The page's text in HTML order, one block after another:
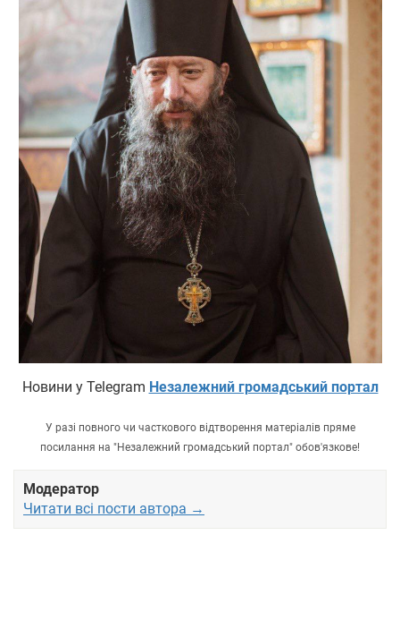
Новини у Telegram Незалежний громадський портал
У разі повного чи часткового відтворення матеріалів пряме
посилання на "Незалежний громадський портал" обов'язкове!
Модератор
Читати всі пости автора →